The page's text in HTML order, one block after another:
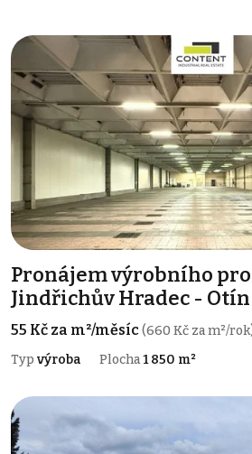
Pronájem výrobního
Jindřichův Hradec - Otín
55 Kč za m²/měsíc(660 Kč za m²/
Typ výroba Plocha1 850 m²